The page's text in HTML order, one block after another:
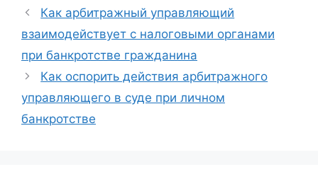
Как арбитражный управляющий
взаимодействует с налоговыми органами
при банкротстве гражданина
Как оспорить действия арбитражного
управляющего в суде при личном
банкротстве